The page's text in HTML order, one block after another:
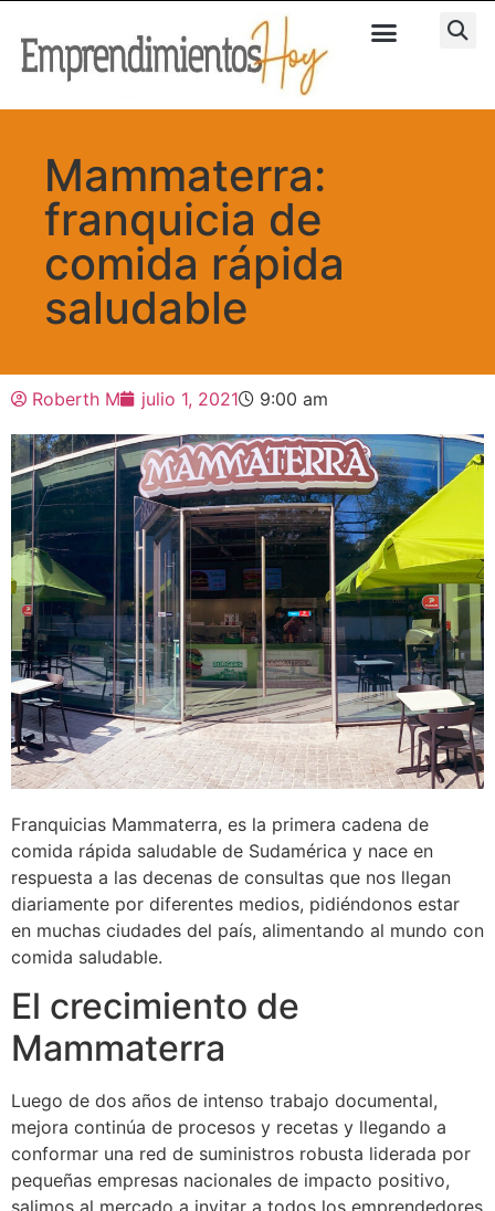
Mammaterra:
franquicia de
comida rápida
saludable
Roberth M julio 1, 2021 9:00 am
Franquicias Mammaterra, es la primera cadena de
comida rápida saludable de Sudamérica y nace en
respuesta a las decenas de consultas que nos llegan
diariamente por diferentes medios, pidiéndonos estar
en muchas ciudades del país, alimentando al mundo con
comida saludable.
El crecimiento de
Mammaterra
Luego de dos años de intenso trabajo documental,
mejora continúa de procesos y recetas y llegando a
conformar una red de suministros robusta liderada por
pequeñas empresas nacionales de impacto positivo,